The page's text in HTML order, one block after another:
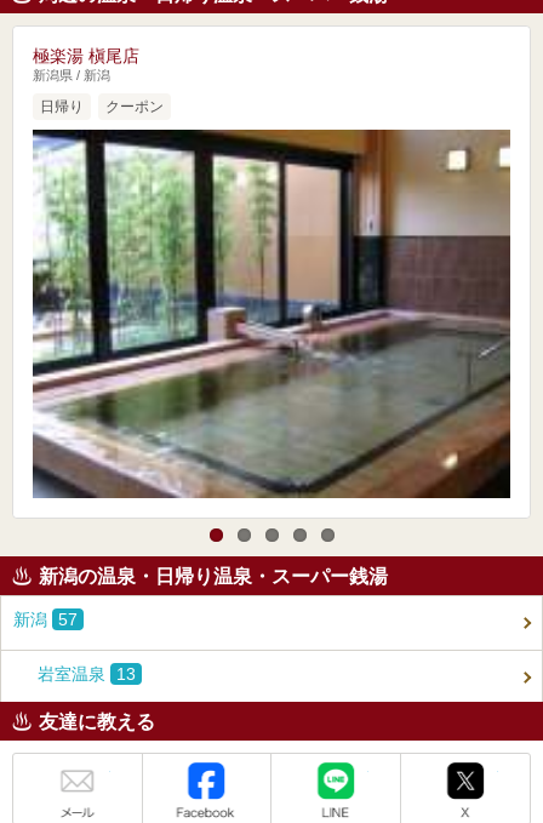
極楽湯 槇尾店
新潟県 / 新潟
日帰り クーポン
新潟の温泉・日帰り温泉・スーパー銭湯
新潟 57
岩室温泉 13
友達に教える